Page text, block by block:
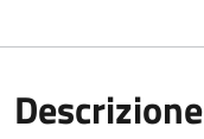
Descrizione